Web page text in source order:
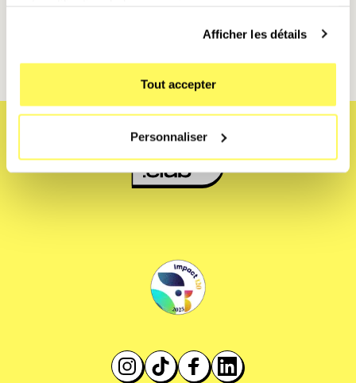
Afficher les détails
Tout accepter
Personnaliser